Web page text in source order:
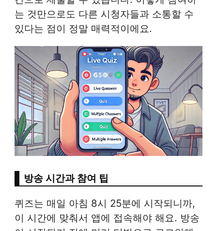
는 것만으로도 다른 시청자들과 소통할 수
있다는 점이 정말 매력적이에요.
방송 시간과 참여 팁
퀴즈는 매일 아침 8시 25분에 시작되니까,
이 시간에 맞춰서 앱에 접속해야 해요. 방송